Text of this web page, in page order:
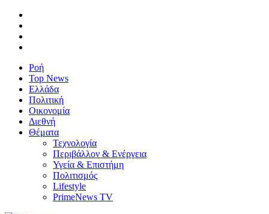
Ροή
Top News
Ελλάδα
Πολιτική
Οικονομία
Διεθνή
Θέματα
Τεχνολογία
Περιβάλλον & Ενέργεια
Υγεία & Επιστήμη
Πολιτισμός
Lifestyle
PrimeNews TV